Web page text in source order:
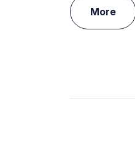
More